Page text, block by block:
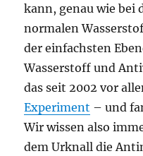
kann, genau wie bei
normalen
der einfachsten
Wasserstoff und
das seit 2002 vor
Experiment – und
Wir wissen also
dem Urknall die